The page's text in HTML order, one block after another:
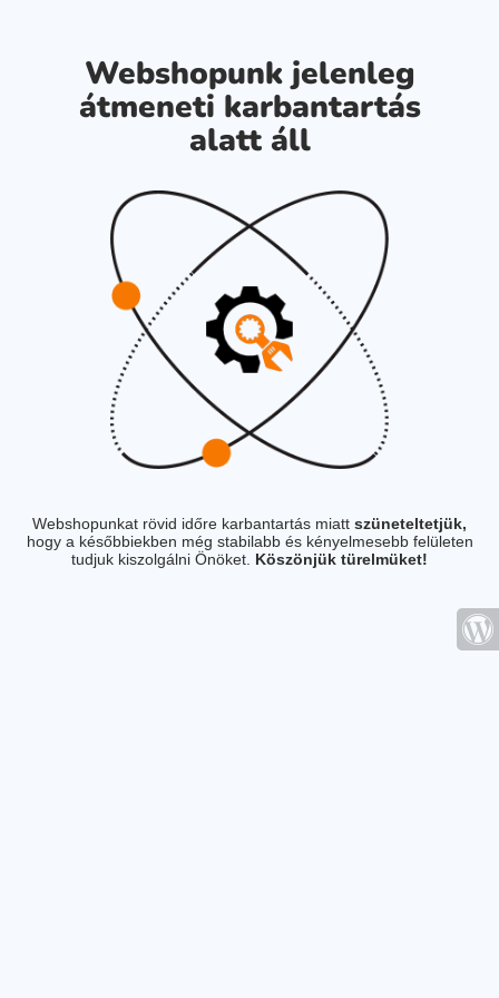
Webshopunk jelenleg
átmeneti karbantartás
alatt áll
Webshopunkat rövid időre karbantartás miatt szüneteltetjük,
hogy a későbbiekben még stabilabb és kényelmesebb felületen
tudjuk kiszolgálni Önöket. Köszönjük türelmüket!